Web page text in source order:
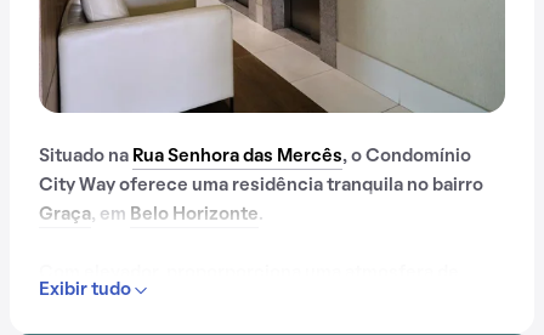
Situado na Rua Senhora das Mercês, o Condomínio
City Way oferece uma residência tranquila no bairro
Graça, em Belo Horizonte.
São Francisco de Assis, Universidade Salgado de
Exibir tudo